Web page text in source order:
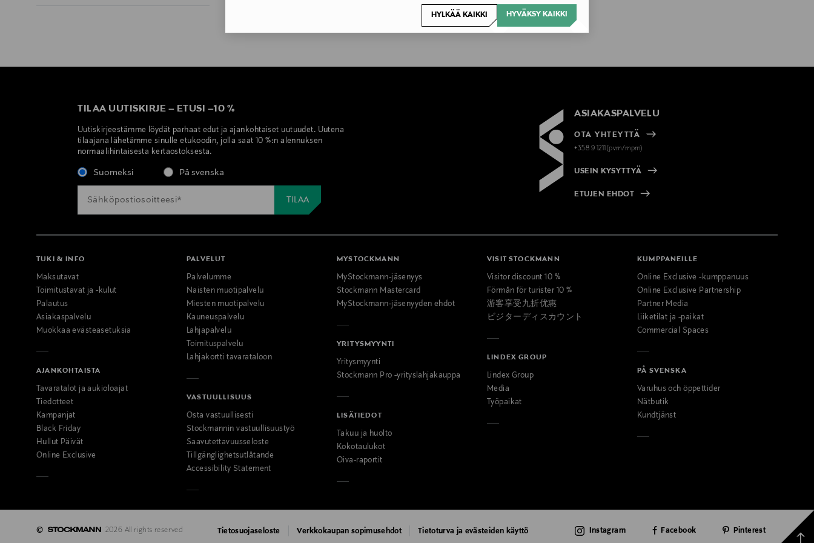
HYLKÄÄ KAIKKI HYVÄKSY KAIKKI
TILAA UUTISKIRJE – ETUSI –10 %
Uutiskirjeestämme löydät parhaat edut ja ajankohtaiset uutuudet. Uutena
tilaajana lähetämme sinulle etukoodin, jolla saat 10 %:n alennuksen
normaalihintaisesta kertaostoksesta.
Suomeksi På svenska
ASIAKASPALVELU
OTA YHTEYTTÄ
+358 9 1211(pvm/mpm)
USEIN KYSYTTYÄ
ETUJEN EHDOT
TUKI & INFO
Maksutavat
Toimitustavat ja -kulut
Palautus
Asiakaspalvelu
Muokkaa evästeasetuksia
AJANKOHTAISTA
Tavaratalot ja aukioloajat
Tiedotteet
Kampanjat
Black Friday
Hullut Päivät
Online Exclusive
PALVELUT
Palvelumme
Naisten muotipalvelu
Miesten muotipalvelu
Kauneuspalvelu
Lahjapalvelu
Toimituspalvelu
Lahjakortti tavarataloon
VASTUULLISUUS
Osta vastuullisesti
Stockmannin vastuullisuustyö
Saavutettavuusseloste
Tillgänglighetsutlåtande
Accessibility Statement
MYSTOCKMANN
MyStockmann-jäsenyys
Stockmann Mastercard
MyStockmann-jäsenyyden ehdot
YRITYSMYYNTI
Yritysmyynti
Stockmann Pro -yrityslahjakauppa
LISÄTIEDOT
Takuu ja huolto
Kokotaulukot
Oiva-raportit
VISIT STOCKMANN
Visitor discount 10 %
Förmån för turister 10 %
游客享受九折优惠
ビジターディスカウント
LINDEX GROUP
Lindex Group
Media
Työpaikat
KUMPPANEILLE
Online Exclusive -kumppanuus
Online Exclusive Partnership
Partner Media
Liiketilat ja -paikat
Commercial Spaces
PÅ SVENSKA
Varuhus och öppettider
Nätbutik
Kundtjänst
© 2026 All rights reserved Tietosuojaseloste Verkkokaupan sopimusehdot Tietoturva ja evästeiden käyttö Instagram Facebook Pinterest